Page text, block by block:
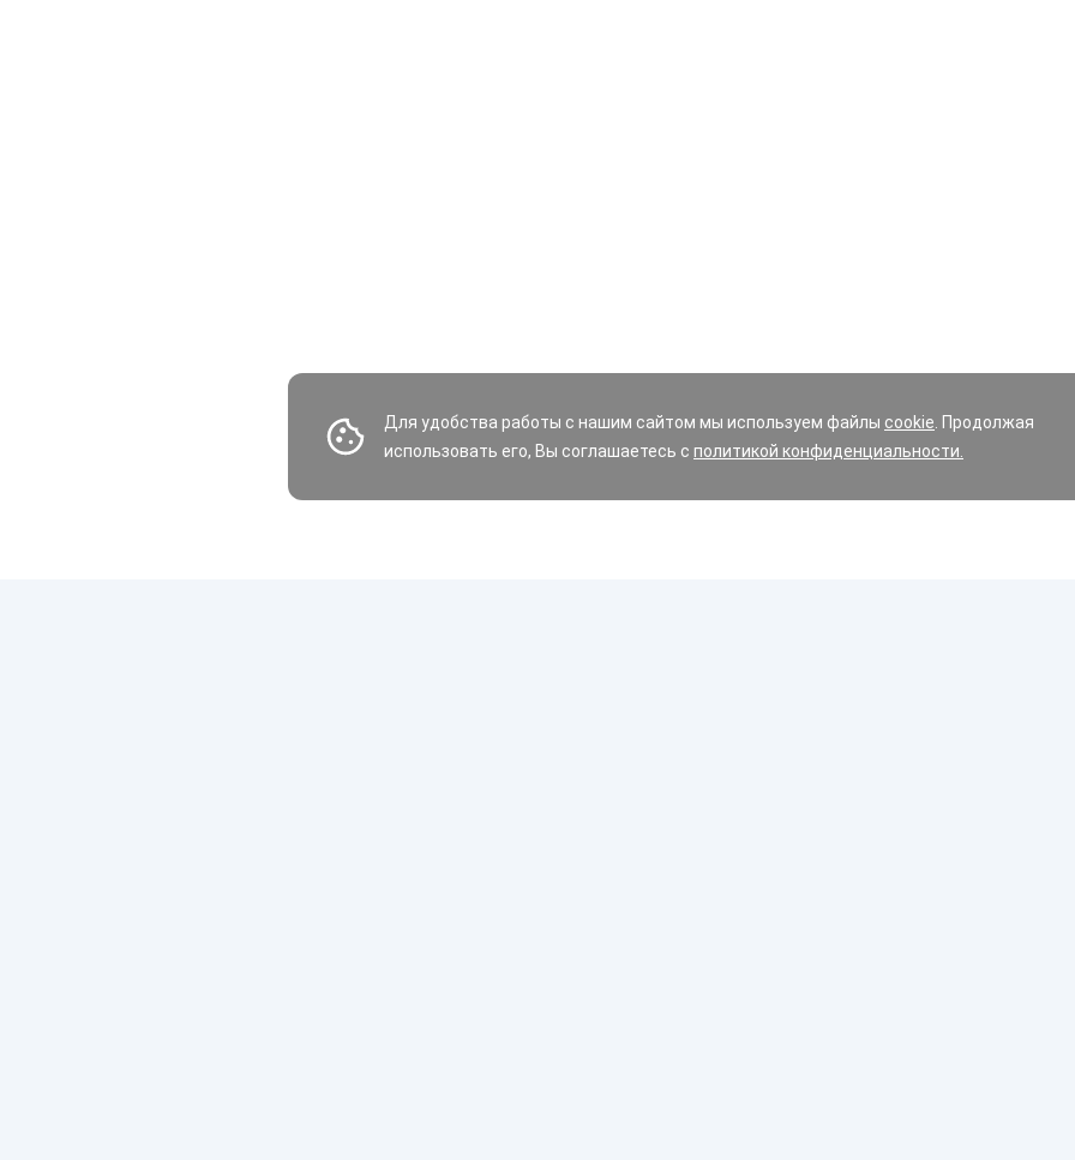
Для удобства работы с нашим сайтом мы используем файлы cookie . Продолжая
использовать его, Вы соглашаетесь с политикой конфиденциальности.